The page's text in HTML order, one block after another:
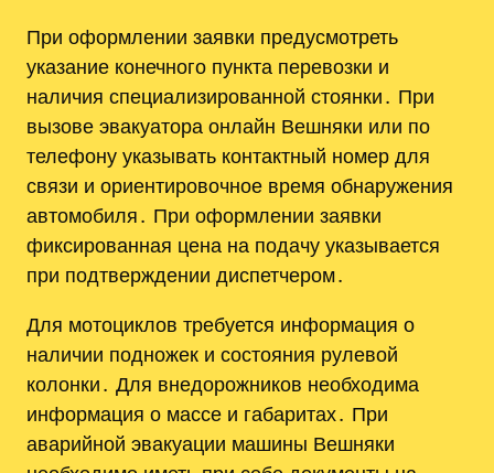
При оформлении заявки предусмотреть
указание конечного пункта перевозки и
наличия специализированной стоянки․ При
вызове эвакуатора онлайн Вешняки или по
телефону указывать контактный номер для
связи и ориентировочное время обнаружения
автомобиля․ При оформлении заявки
фиксированная цена на подачу указывается
при подтверждении диспетчером․
Для мотоциклов требуется информация о
наличии подножек и состояния рулевой
колонки․ Для внедорожников необходима
информация о массе и габаритах․ При
аварийной эвакуации машины Вешняки